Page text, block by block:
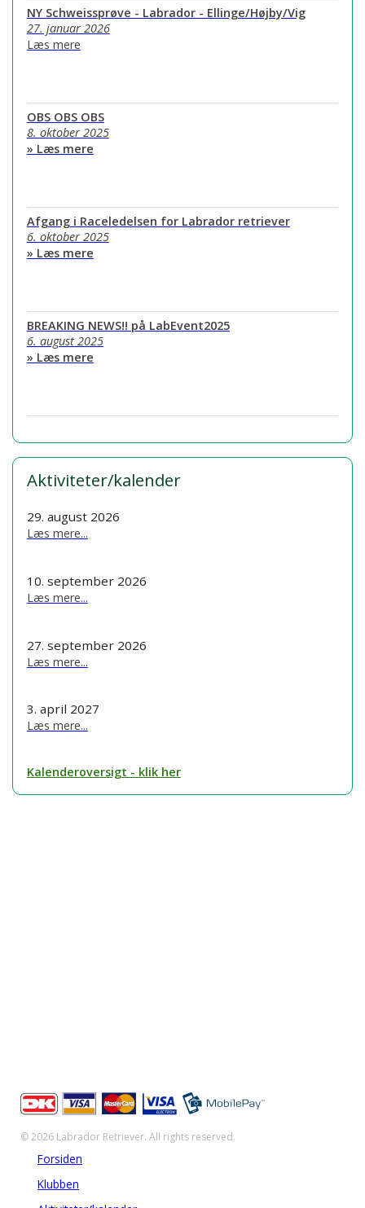
NY Schweissprøve - Labrador - Ellinge/Højby/Vig
27. januar 2026
Læs mere
OBS OBS OBS
8. oktober 2025
» Læs mere
Afgang i Raceledelsen for Labrador retriever
6. oktober 2025
» Læs mere
BREAKING NEWS!! på LabEvent2025
6. august 2025
» Læs mere
Aktiviteter/kalender
29. august 2026
Læs mere...
10. september 2026
Læs mere...
27. september 2026
Læs mere...
3. april 2027
Læs mere...
Kalenderoversigt - klik her
© 2026 Labrador Retriever. All rights reserved.
Forsiden
Klubben